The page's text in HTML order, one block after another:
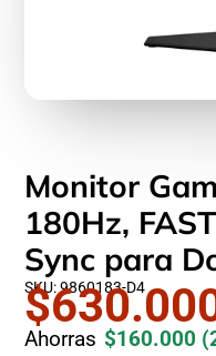
Monitor
180Hz,
Sync para
SKU: 9860183-D4
Ahorras $160.000